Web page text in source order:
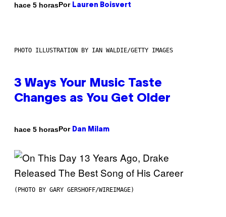
hace 5 horasPor Lauren Boisvert
PHOTO ILLUSTRATION BY IAN WALDIE/GETTY IMAGES
3 Ways Your Music Taste
Changes as You Get Older
hace 5 horasPor Dan Milam
(PHOTO BY GARY GERSHOFF/WIREIMAGE)